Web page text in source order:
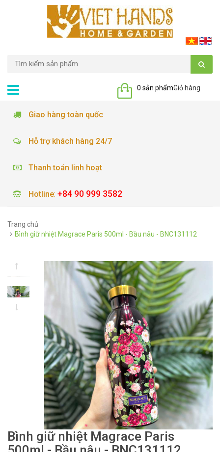
Giỏ hàng
0 sản phẩm
Giao hàng toàn quốc
Hỗ trợ khách hàng 24/7
Thanh toán linh hoạt
Hotline: +84 90 999 3582
Trang chủ
Bình giữ nhiệt Magrace Paris 500ml - Bầu nâu - BNC131112
Bình giữ nhiệt Magrace Paris